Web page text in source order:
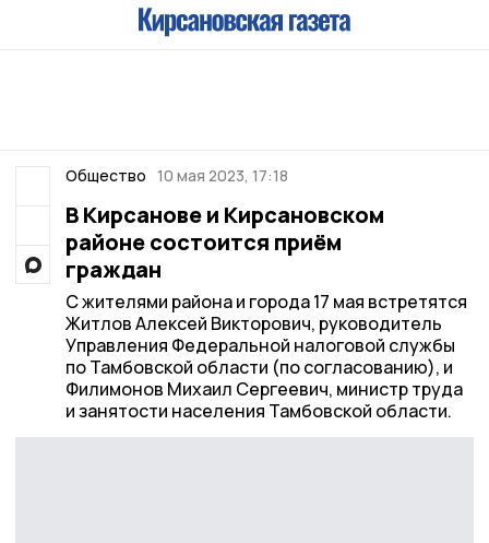
Общество 10 мая 2023, 17:18
В Кирсанове и Кирсановском
районе состоится приём
граждан
С жителями района и города 17 мая встретятся
Житлов Алексей Викторович, руководитель
Управления Федеральной налоговой службы
по Тамбовской области (по согласованию), и
Филимонов Михаил Сергеевич, министр труда
и занятости населения Тамбовской области.